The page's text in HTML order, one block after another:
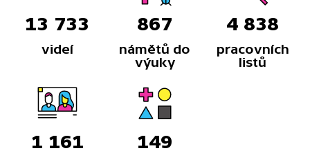
13 733
videí
867
námětů do
výuky
4 838
pracovních
listů
1 161 149